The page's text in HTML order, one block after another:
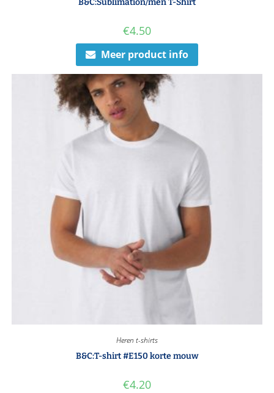
B&C:Sublimation/men T-Shirt
€4.50
Meer product info
Heren t-shirts
B&C:T-shirt #E150 korte mouw
€4.20